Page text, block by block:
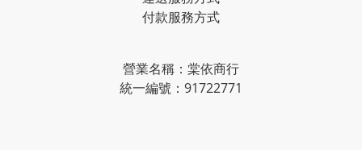
付款服務方式
營業名稱：棠依商行
統一編號：91722771